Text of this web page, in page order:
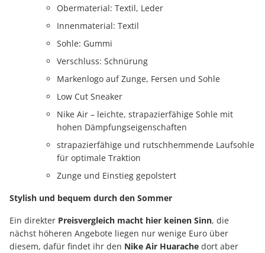
Obermaterial: Textil, Leder
Innenmaterial: Textil
Sohle: Gummi
Verschluss: Schnürung
Markenlogo auf Zunge, Fersen und Sohle
Low Cut Sneaker
Nike Air – leichte, strapazierfähige Sohle mit
hohen Dämpfungseigenschaften
strapazierfähige und rutschhemmende Laufsohle
für optimale Traktion
Zunge und Einstieg gepolstert
Stylish und bequem durch den Sommer
Ein direkter Preisvergleich macht hier keinen Sinn, die
nächst höheren Angebote liegen nur wenige Euro über
diesem, dafür findet ihr den Nike Air Huarache dort aber